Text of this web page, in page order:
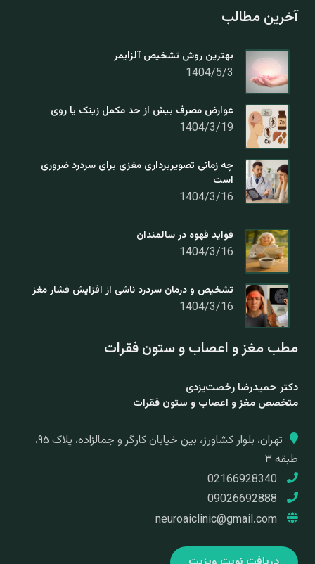
آخرین مطالب
بهترین روش تشخیص آلزایمر
1404/5/3
عوارض مصرف بیش از حد مکمل زینک یا روی
1404/3/19
چه زمانی تصویربرداری مغزی برای سردرد ضروری
است
1404/3/16
فواید قهوه در سالمندان
1404/3/16
تشخیص و درمان سردرد ناشی از افزایش فشار مغز
1404/3/16
مطب مغز و اعصاب و ستون فقرات
دکتر حمیدرضا رخصت‌یزدی
متخصص مغز و اعصاب و ستون فقرات
تهران، بلوار کشاورز، بین خیابان کارگر و جمالزاده، پلاک ۹۵،
طبقه ۳
neuroaiclinic@gmail.com